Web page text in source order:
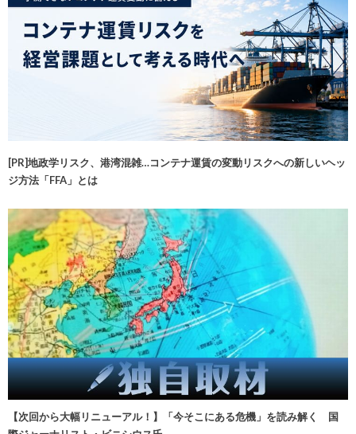
[PR]地政学リスク、港湾混雑…コンテナ運賃の変動リスクへの新しいヘッ
ジ方法「FFA」とは
【次回から大幅リニューアル！】「今そこにある危機」を読み解く 国